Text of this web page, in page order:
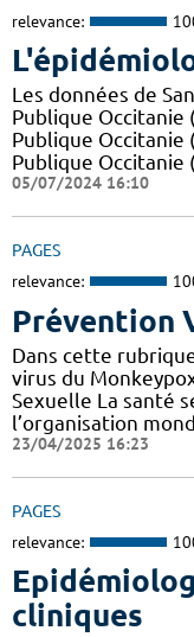
relevance:
Les données de
Publique Occitanie
Publique
Publique
05/07/2024 16:10
PAGES
relevance:
Prévention
Dans cette
virus du
Sexuelle La santé
l’organisation
23/04/2025 16:23
PAGES
relevance:
cliniques